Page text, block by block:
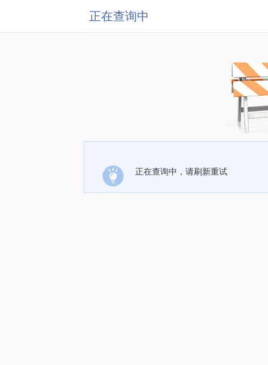
正在查询中
正在查询中，请刷新重试